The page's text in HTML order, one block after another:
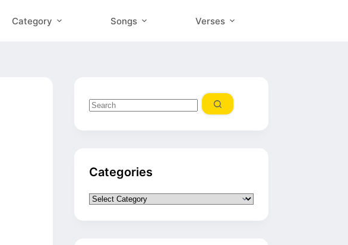
Category Songs Verses
No
results
Categories
Categories